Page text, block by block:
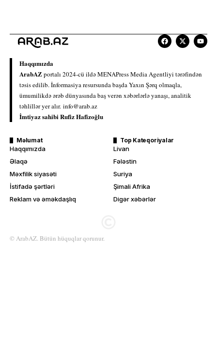
Haqqımızda
ArabAZportalı 2024-cü ildə MENAPress Media Agentliyi tərəfindən
təsis edilib. İnformasiya resursunda başda Yaxın Şərq olmaqla,
ümumilikdə ərəb dünyasında baş verən xəbərlərlə yanaşı, analitik
təhlillər yer alır. info@arab.az
İmtiyaz sahibi Rufiz Hafizoğlu
Məlumat
Haqqımızda
Əlaqə
Məxfilik siyasəti
İstifadə şərtləri
Reklam və əməkdaşlıq
Top Kateqoriyalar
Livan
Fələstin
Suriya
Şimali Afrika
Digər xəbərlər
© ArabAZ. Bütün hüquqlar qorunur.